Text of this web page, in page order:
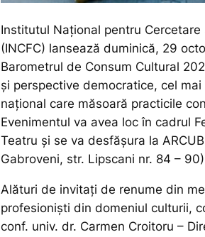
Institutul Național pentru Cercetare
(INCFC) lansează duminică, 29
Barometrul de Consum Cultural
și perspective democratice, cel
național care măsoară practicile
Evenimentul va avea loc în cadrul
Teatru și se va desfășura la
Gabroveni, str. Lipscani nr. 84 –
Alături de invitați de renume din
profesioniști din domeniul culturii,
conf. univ. dr. Carmen Croitoru –